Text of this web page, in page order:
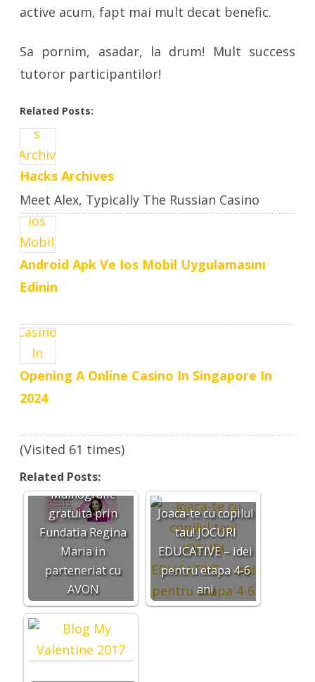
active acum, fapt mai mult decat benefic.
Sa pornim, asadar, la drum! Mult success
tutoror participantilor!
Related Posts:
Hacks Archives
Meet Alex, Typically The Russian Casino
Hacker Who Makes Large ..
Android Apk Ve Ios Mobil Uygulamasını
Edinin
Opening A Online Casino In Singapore In
2024
(Visited 61 times)
Related Posts:
Mamografie
gratuita prin
Fundatia Regina
Maria in
parteneriat cu
AVON
Joaca-te cu copilul
tau! JOCURI
EDUCATIVE – idei
pentru etapa 4-6
ani